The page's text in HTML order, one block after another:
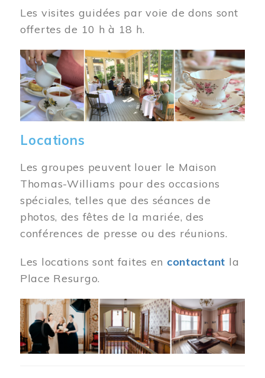
Les visites guidées par voie de dons sont
offertes de 10 h à 18 h.
Image
Locations
Les groupes peuvent louer le Maison
Thomas-Williams pour des occasions
spéciales, telles que des séances de
photos, des fêtes de la mariée, des
conférences de presse ou des réunions.
Les locations sont faites en contactant la
Place Resurgo.
Image